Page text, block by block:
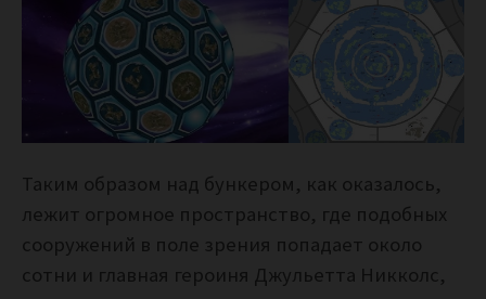
Таким образом над бункером, как оказалось,
лежит огромное пространство, где подобных
сооружений в поле зрения попадает около
сотни и главная героиня Джульетта Никколс,